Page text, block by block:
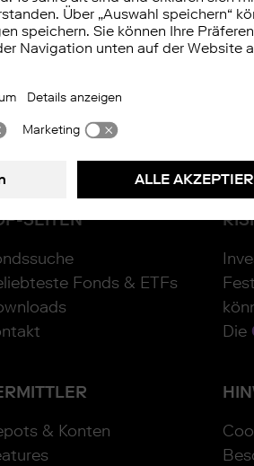
geprägt.
wichtigsten
SEITEN
Fonds & ETFs
& Konten
Die